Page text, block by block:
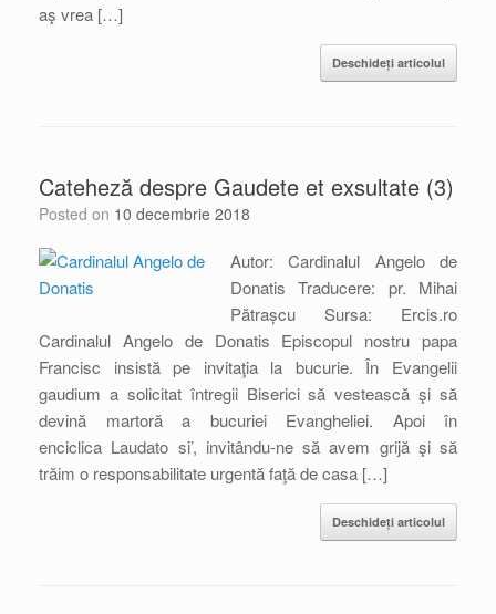
aş vrea […]
Deschideți articolul
Cateheză despre Gaudete et exsultate (3)
Posted on 10 decembrie 2018
Autor: Cardinalul Angelo de
Donatis Traducere: pr. Mihai
Pătrașcu Sursa: Ercis.ro
Cardinalul Angelo de Donatis Episcopul nostru papa
Francisc insistă pe invitaţia la bucurie. În Evangelii
gaudium a solicitat întregii Biserici să vestească şi să
devină martoră a bucuriei Evangheliei. Apoi în
enciclica Laudato si’, invitându-ne să avem grijă şi să
trăim o responsabilitate urgentă faţă de casa […]
Deschideți articolul